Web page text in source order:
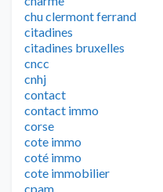
chu clermont ferrand
citadines
citadines bruxelles
cncc
cnhj
contact
contact immo
corse
cote immo
coté immo
cote immobilier
cpam